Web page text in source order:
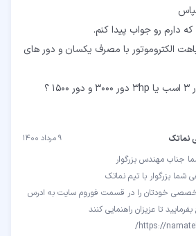
الکتروموتور با مصرف یکسان و دور های
نماتک ۹ مرداد ۱۴۰۰
خودتان را در قسمت فوروم سایت به ادرس